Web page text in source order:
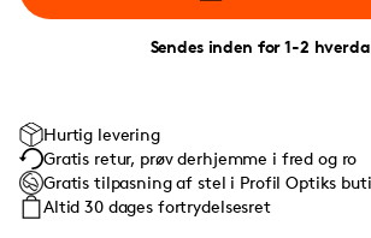
Sendes inden for 1-2
Hurtig levering
Gratis retur, prøv derhjemme i fred og ro
Gratis tilpasning af stel i Profil Optiks
Altid 30 dages fortrydelsesret